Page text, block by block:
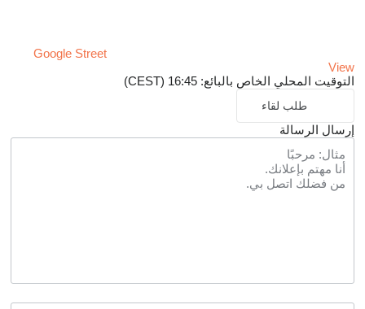
Google Street
View
التوقيت المحلي الخاص بالبائع: 16:45 (CEST)
طلب لقاء
إرسال الرسالة